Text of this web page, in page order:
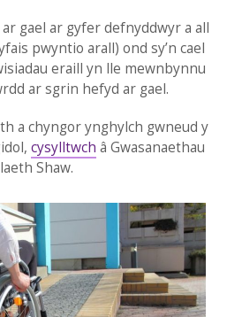
gael ar gyfer defnyddwyr a all
pwyntio arall) ond sy’n cael
eraill yn lle mewnbynnu
ar sgrin hefyd ar gael.
a chyngor ynghylch gwneud y
cysylltwch â Gwasanaethau
Shaw.